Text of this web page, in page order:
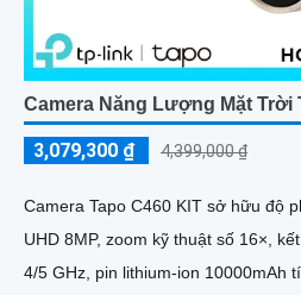
Camera Năng Lượng Mặt Trời
3,079,300 ₫ 4,399,000 ₫
Camera Tapo C460 KIT sở hữu độ
UHD 8MP, zoom kỹ thuật số 16×,
4/5 GHz, pin lithium-ion 10000mAh